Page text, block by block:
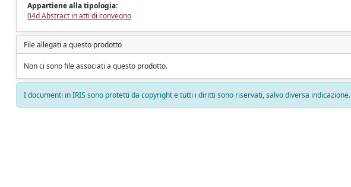
Appartiene alla tipologia:
04d Abstract in atti di convegno
File allegati a questo prodotto
Non ci sono file associati a questo prodotto.
I documenti in IRIS sono protetti da copyright e tutti i diritti sono riservati, salvo diversa indicazione.